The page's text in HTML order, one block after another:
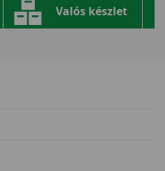
Valós készlet